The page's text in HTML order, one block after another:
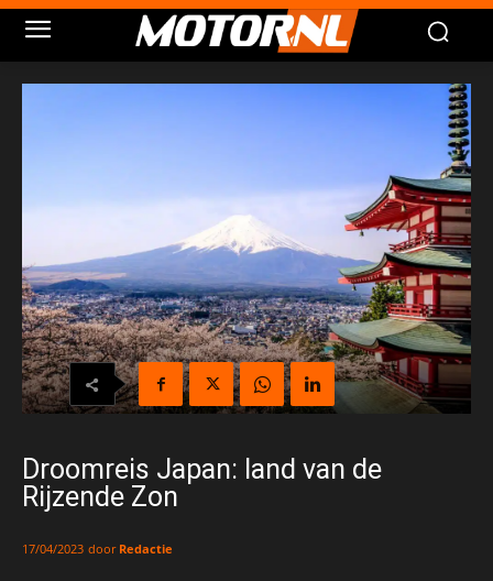
Droomreis Japan: land van de
Rijzende Zon
17/04/2023 door Redactie